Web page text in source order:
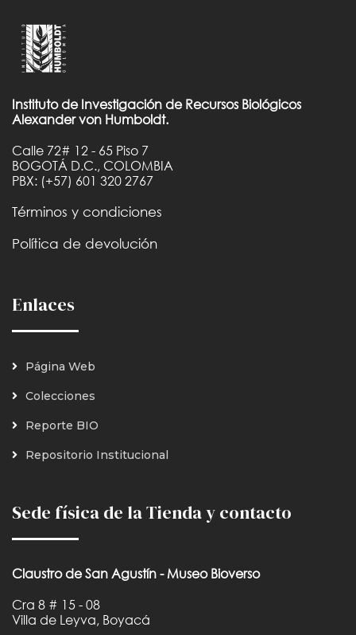
Instituto de Investigación de Recursos Biológicos
Alexander von Humboldt.
Calle 72# 12 - 65 Piso 7
BOGOTÁ D.C., COLOMBIA
PBX: (+57) 601 320 2767
Términos y condiciones
Política de devolución
Enlaces
Página Web
Colecciones
Reporte BIO
Repositorio Institucional
Sede física de la Tienda y contacto
Claustro de San Agustín - Museo Bioverso
Cra 8 # 15 - 08
Villa de Leyva, Boyacá